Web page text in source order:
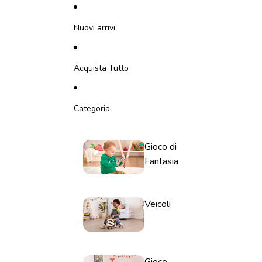
Nuovi arrivi
Acquista Tutto
Categoria
Gioco di
Fantasia
Veicoli